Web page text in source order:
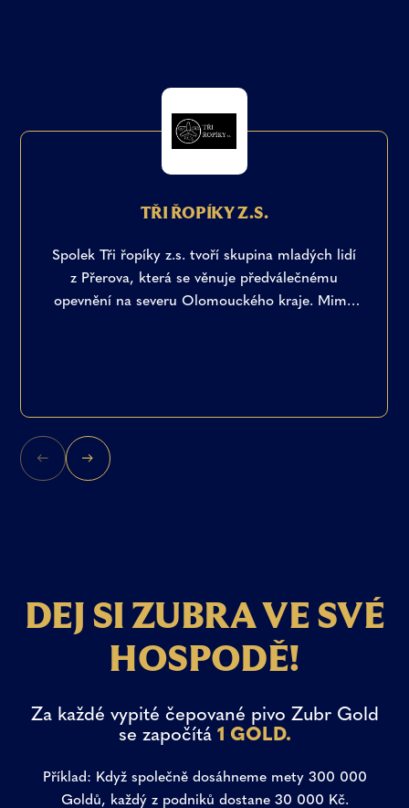
TŘI ŘOPÍKY Z.S.
Spolek Tři řopíky z.s. tvoří skupina mladých lidí
z Přerova, která se věnuje předválečnému
opevnění na severu Olomouckého kraje. Mimo
DEJ SI ZUBRA VE SVÉ
HOSPODĚ!
Za každé vypité čepované pivo Zubr Gold
se započítá 1 GOLD.
Příklad: Když společně dosáhneme mety 300 000
Goldů, každý z podniků dostane 30 000 Kč.